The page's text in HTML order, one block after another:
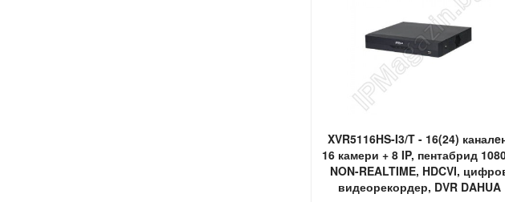
XVR5116HS-I3/T - 16(24)
16 камери + 8 IP, пентабрид
NON-REALTIME, HDCVI,
видеорекордер, DVR DAHUA